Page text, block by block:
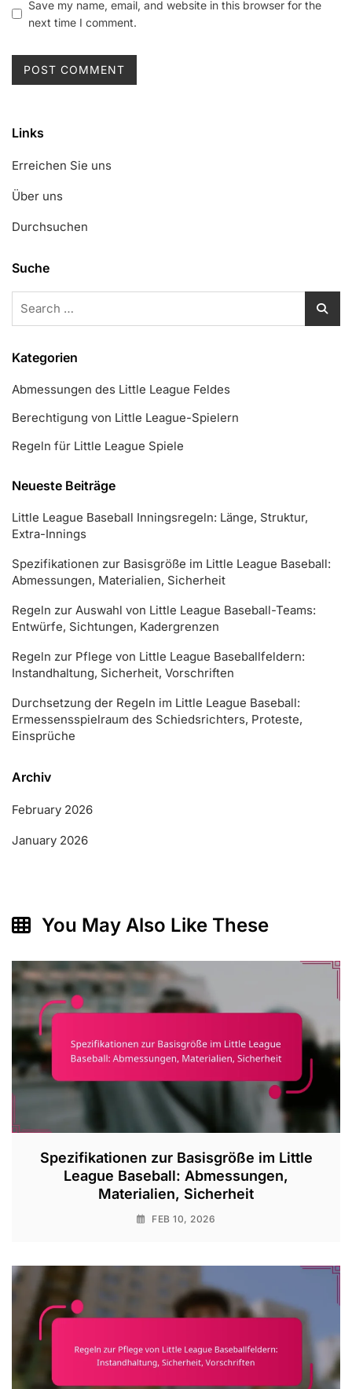
Save my name, email, and website in this browser for the
next time I comment.
Links
Erreichen Sie uns
Über uns
Durchsuchen
Suche
Kategorien
Abmessungen des Little League Feldes
Berechtigung von Little League-Spielern
Regeln für Little League Spiele
Neueste Beiträge
Little League Baseball Inningsregeln: Länge, Struktur,
Extra-Innings
Spezifikationen zur Basisgröße im Little League Baseball:
Abmessungen, Materialien, Sicherheit
Regeln zur Auswahl von Little League Baseball-Teams:
Entwürfe, Sichtungen, Kadergrenzen
Regeln zur Pflege von Little League Baseballfeldern:
Instandhaltung, Sicherheit, Vorschriften
Durchsetzung der Regeln im Little League Baseball:
Ermessensspielraum des Schiedsrichters, Proteste,
Einsprüche
Archiv
February 2026
January 2026
You May Also Like These
Spezifikationen zur Basisgröße im Little
League Baseball: Abmessungen,
Materialien, Sicherheit
FEB 10, 2026